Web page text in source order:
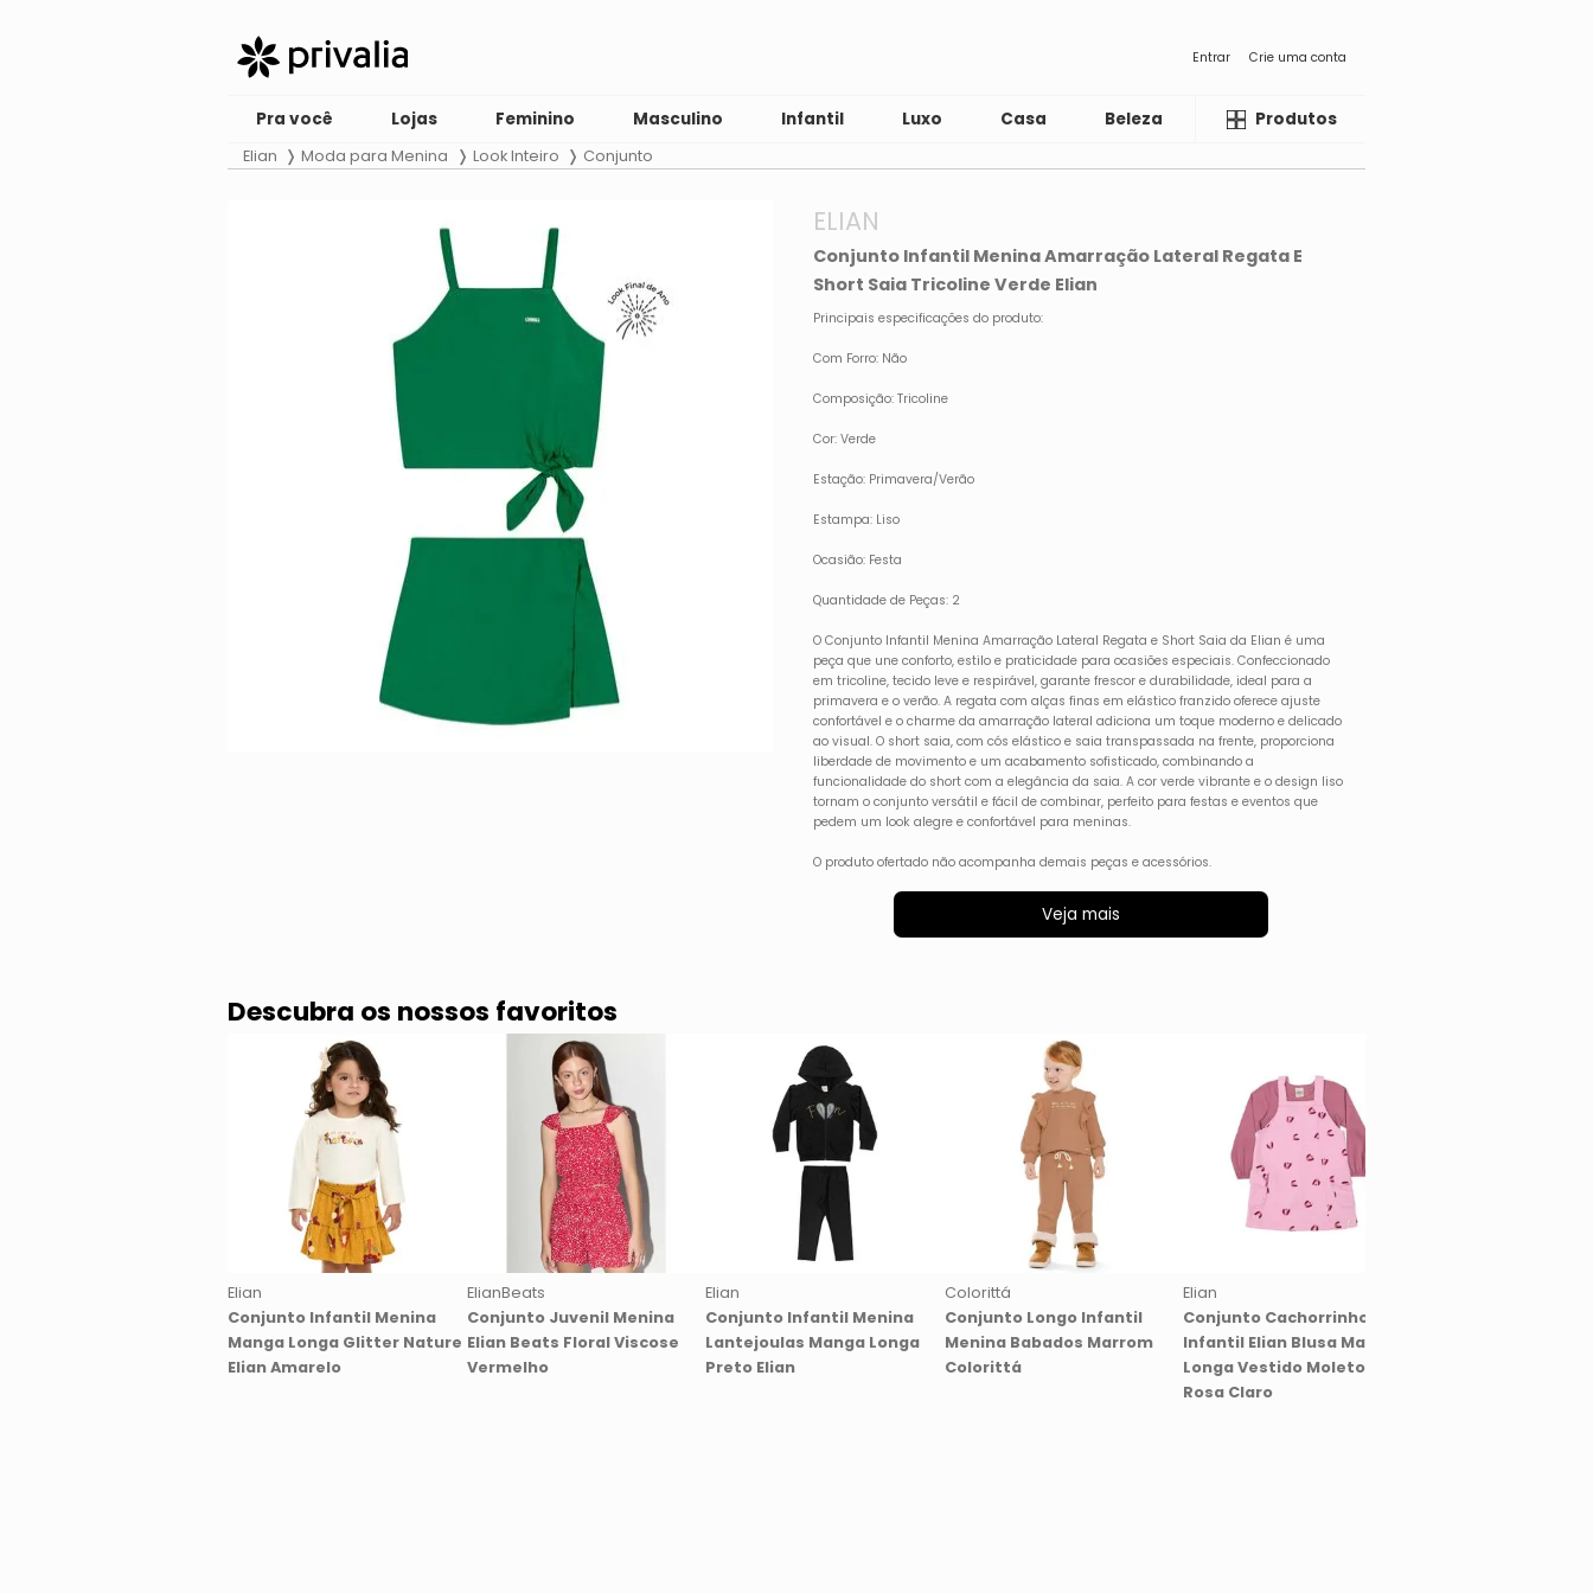
Entrar Crie uma conta
Pra você Lojas Feminino Masculino Infantil Luxo Casa Beleza LiquidaProdutos
Elian Moda para Menina Look Inteiro Conjunto
ELIAN
Conjunto Infantil Menina Amarração Lateral Regata E
Short Saia Tricoline Verde Elian
Principais especificações do produto:
Com Forro: Não
Composição: Tricoline
Cor: Verde
Estação: Primavera/Verão
Estampa: Liso
Ocasião: Festa
Quantidade de Peças: 2
O Conjunto Infantil Menina Amarração Lateral Regata e Short Saia da Elian é uma
peça que une conforto, estilo e praticidade para ocasiões especiais. Confeccionado
em tricoline, tecido leve e respirável, garante frescor e durabilidade, ideal para a
primavera e o verão. A regata com alças finas em elástico franzido oferece ajuste
confortável e o charme da amarração lateral adiciona um toque moderno e delicado
ao visual. O short saia, com cós elástico e saia transpassada na frente, proporciona
liberdade de movimento e um acabamento sofisticado, combinando a
funcionalidade do short com a elegância da saia. A cor verde vibrante e o design liso
tornam o conjunto versátil e fácil de combinar, perfeito para festas e eventos que
pedem um look alegre e confortável para meninas.
O produto ofertado não acompanha demais peças e acessórios.
Veja mais
Descubra os nossos favoritos
Elian
Conjunto Infantil Menina
Manga Longa Glitter Nature
Elian Amarelo
ElianBeats
Conjunto Juvenil Menina
Elian Beats Floral Viscose
Vermelho
Elian
Conjunto Infantil Menina
Lantejoulas Manga Longa
Preto Elian
Colorittá
Conjunto Longo Infantil
Menina Babados Marrom
Colorittá
Elian
Conjunto Cachorrinhos
Infantil Elian Blusa Manga
Longa Vestido Moletom
Rosa Claro